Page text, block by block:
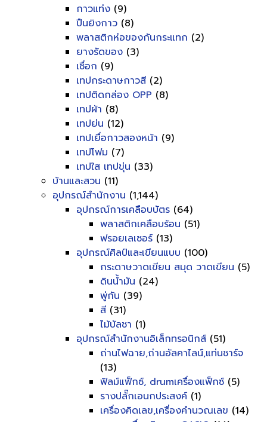
กาวแท่ง (9)
ปืนยิงกาว (8)
พลาสติกห่อของกันกระแทก (2)
ยางรัดของ (3)
เชื่อก (9)
เทปกระดาษกาวสี (2)
เทปติดกล่อง OPP (8)
เทปผ้า (8)
เทปย่น (12)
เทปเยื่อกาวสองหน้า (9)
เทปโฟม (7)
เทปใส เทปขุ่น (33)
บ้านและสวน (11)
อุปกรณ์สำนักงาน (1,144)
อุปกรณ์การเคลือบบัตร (64)
พลาสติกเคลือบร้อน (51)
ฟรอยเลเซอร์ (13)
อุปกรณ์ศิลป์และเขียนแบบ (100)
กระดาษวาดเขียน สมุด วาดเขียน (5)
ดินน้ำมัน (24)
พู่กัน (39)
สี (31)
ไม้บัลชา (1)
อุปกรณ์สำนักงานอิเล็กทรอนิกส์ (51)
ถ่านไฟฉาย,ถ่านอัลคาไลน์,แท่นชาร์จ
(13)
ฟิลม์แฟ็กซ์, drumเครื่องแฟ็กซ์ (5)
รางปลั๊กเอนกประสงค์ (1)
เครื่องคิดเลข,เครื่องคำนวณเลข (14)